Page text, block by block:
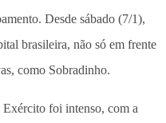
Desde sábado (7/1),
brasileira, não só em frente
como Sobradinho.
foi intenso, com a